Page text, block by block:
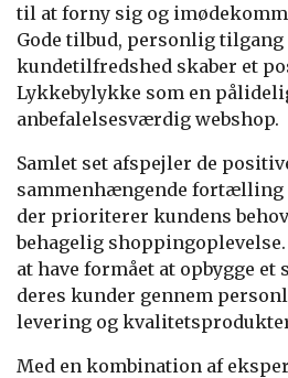
til at forny sig og
Gode tilbud, personlig tilgang
kundetilfredshed skaber et
Lykkebylykke som en
anbefalelsesværdig webshop.
Samlet set afspejler de
sammenhængende fortælling
der prioriterer kundens
behagelig
at have formået at opbygge
deres kunder gennem
levering og
Med en kombination af